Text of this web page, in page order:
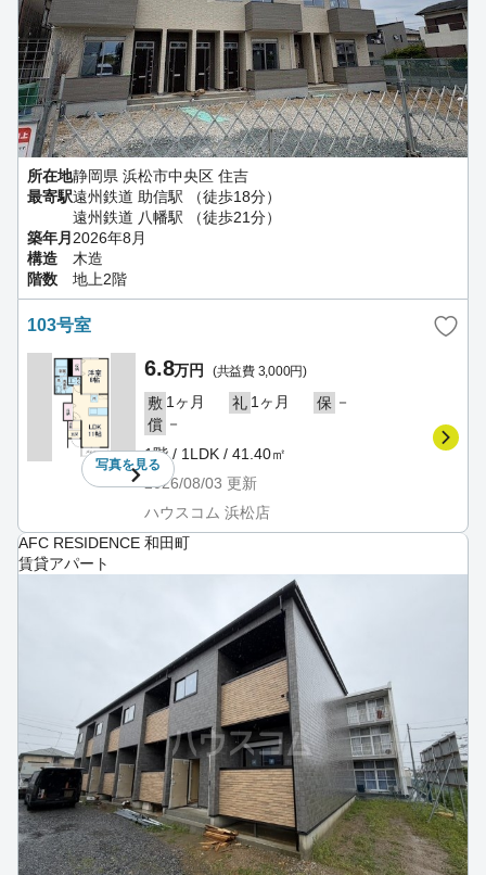
所在地静岡県 浜松市中央区 住吉
最寄駅遠州鉄道 助信駅 （徒歩18分）
遠州鉄道 八幡駅 （徒歩21分）
築年月2026年8月
構造
木造
階数
地上2階
103号室
写真を見る
6.8万円 (共益費 3,000円)
敷 1ヶ月 礼 1ヶ月 保 －
償 －
1階 / 1LDK / 41.40㎡
2026/08/03 更新
ハウスコム 浜松店
AFC RESIDENCE 和田町
賃貸アパート